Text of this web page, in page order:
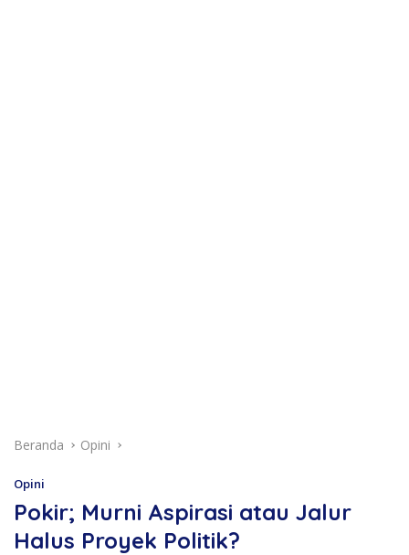
Beranda Opini
Opini
Pokir; Murni Aspirasi atau Jalur
Halus Proyek Politik?